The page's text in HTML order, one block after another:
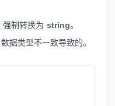
强制转换为 string。
数据类型不一致导致的。